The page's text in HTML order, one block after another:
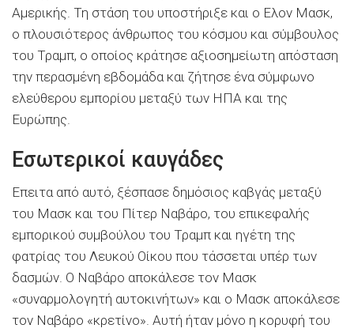
Αμερικής. Τη στάση του υποστήριξε και ο Ελον Μασκ,
ο πλουσιότερος άνθρωπος του κόσμου και σύμβουλος
του Τραμπ, ο οποίος κράτησε αξιοσημείωτη απόσταση
την περασμένη εβδομάδα και ζήτησε ένα σύμφωνο
ελεύθερου εμπορίου μεταξύ των ΗΠΑ και της
Ευρώπης.
Εσωτερικοί καυγάδες
Επειτα από αυτό, ξέσπασε δημόσιος καβγάς μεταξύ
του Μασκ και του Πίτερ Ναβάρο, του επικεφαλής
εμπορικού συμβούλου του Τραμπ και ηγέτη της
φατρίας του Λευκού Οίκου που τάσσεται υπέρ των
δασμών. Ο Ναβάρο αποκάλεσε τον Μασκ
«συναρμολογητή αυτοκινήτων» και ο Μασκ αποκάλεσε
τον Ναβάρο «κρετίνο». Αυτή ήταν μόνο η κορυφή του